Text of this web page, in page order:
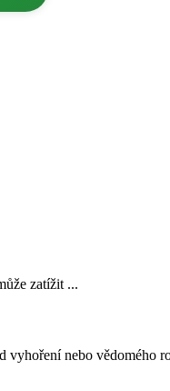
zatížit ...
nebo vědomého